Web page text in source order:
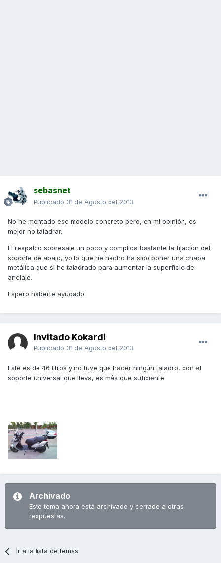
sebasnet
Publicado 31 de Agosto del 2013
No he montado ese modelo concreto pero, en mi opinión, es
mejor no taladrar.
El respaldo sobresale un poco y complica bastante la fijación del
soporte de abajo, yo lo que he hecho ha sido poner una chapa
metálica que si he taladrado para aumentar la superficie de
anclaje.
Espero haberte ayudado
Invitado Kokardi
Publicado 31 de Agosto del 2013
Este es de 46 litros y no tuve que hacer ningún taladro, con el
soporte universal que lleva, es más que suficiente.
Archivado
Este tema ahora está archivado y cerrado a otras
respuestas.
Ir a la lista de temas